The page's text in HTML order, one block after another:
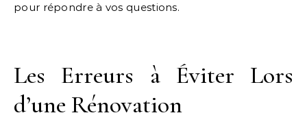
pour répondre à vos questions.
Les Erreurs à Éviter Lors
d’une Rénovation